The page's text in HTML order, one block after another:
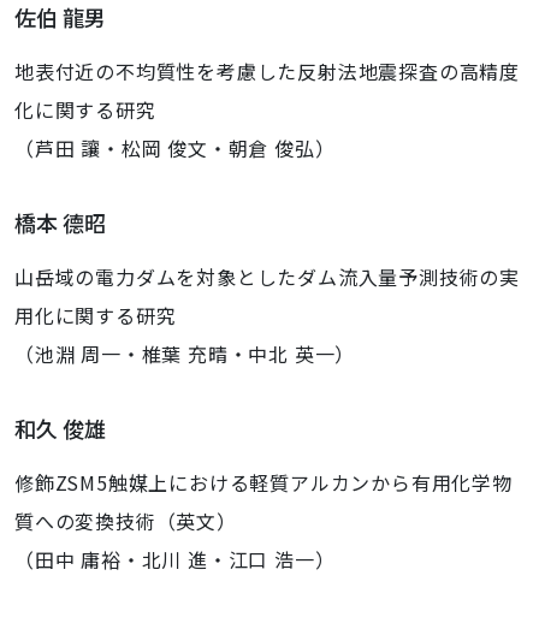
佐伯 龍男
地表付近の不均質性を考慮した反射法地震探査の高精度
化に関する研究
（芦田 讓・松岡 俊文・朝倉 俊弘）
橋本 德昭
山岳域の電力ダムを対象としたダム流入量予測技術の実
用化に関する研究
（池淵 周一・椎葉 充晴・中北 英一）
和久 俊雄
修飾ZSM5触媒上における軽質アルカンから有用化学物
質への変換技術（英文）
（田中 庸裕・北川 進・江口 浩一）